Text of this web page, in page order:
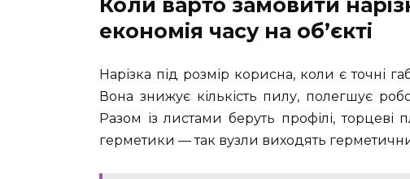
Коли варто замовити
економія часу на об’єкті
Нарізка під розмір корисна, коли є точні
Вона знижує кількість пилу, полегшує
Разом із листами беруть профілі,
герметики — так вузли виходять